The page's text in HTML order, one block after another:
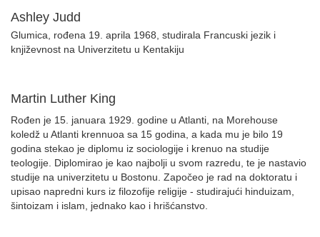
Ashley Judd
Glumica, rođena 19. aprila 1968, studirala Francuski jezik i
književnost na Univerzitetu u Kentakiju
Martin Luther King
Rođen je 15. januara 1929. godine u Atlanti, na Morehouse
koledž u Atlanti krennuoa sa 15 godina, a kada mu je bilo 19
godina stekao je diplomu iz sociologije i krenuo na studije
teologije. Diplomirao je kao najbolji u svom razredu, te je nastavio
studije na univerzitetu u Bostonu. Započeo je rad na doktoratu i
upisao napredni kurs iz filozofije religije - studirajući hinduizam,
šintoizam i islam, jednako kao i hrišćanstvo.